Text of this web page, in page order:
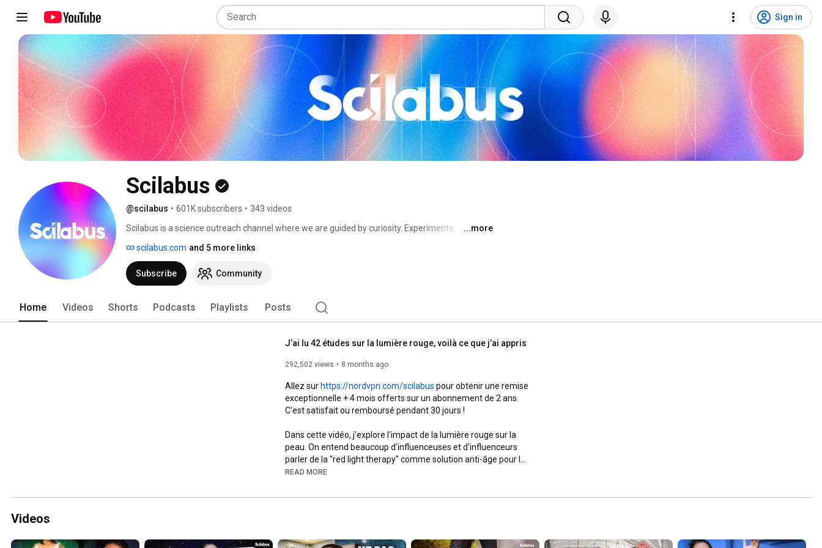
Sign in
Scilabus
@scilabus • 601K subscribers • 343 videos
Scilabus is a science outreach channel where we are guided by curiosity. Experiments,
...more
scilabus.com and 5 more links
Subscribe Community
Home Videos Shorts Podcasts Playlists Posts
J’ai lu 42 études sur la lumière rouge, voilà ce que j’ai appris
292,502 views 8 months ago
https://nordvpn.com/scilabus pour obtenir une remise
exceptionnelle + 4 mois offerts sur un abonnement de 2 ans.
C'est satisfait ou remboursé pendant 30 jours !
Dans cette vidéo, j'explore l'impact de la lumière rouge sur la
peau. On entend beaucoup d'influenceuses et d'influenceurs
parler de la "red light therapy" comme solution anti-âge pour la
peau... Alors qu'en dit la recherche scientifique ? La
de me plonger dans la recherche, j'ai testé la thérapie lumière
La vidéo sur les choses qu'on a appris à l'école et qui sont
READ MORE
Videos